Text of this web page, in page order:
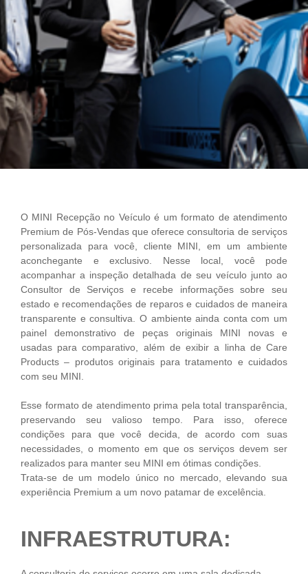
O MINI Recepção no Veículo é um formato de atendimento
Premium de Pós-Vendas que oferece consultoria de serviços
personalizada para você, cliente MINI, em um ambiente
aconchegante e exclusivo. Nesse local, você pode
acompanhar a inspeção detalhada de seu veículo junto ao
Consultor de Serviços e recebe informações sobre seu
estado e recomendações de reparos e cuidados de maneira
transparente e consultiva. O ambiente ainda conta com um
painel demonstrativo de peças originais MINI novas e
usadas para comparativo, além de exibir a linha de Care
Products – produtos originais para tratamento e cuidados
com seu MINI.
Esse formato de atendimento prima pela total transparência,
preservando seu valioso tempo. Para isso, oferece
condições para que você decida, de acordo com suas
necessidades, o momento em que os serviços devem ser
realizados para manter seu MINI em ótimas condições.
Trata-se de um modelo único no mercado, elevando sua
experiência Premium a um novo patamar de excelência.
INFRAESTRUTURA: